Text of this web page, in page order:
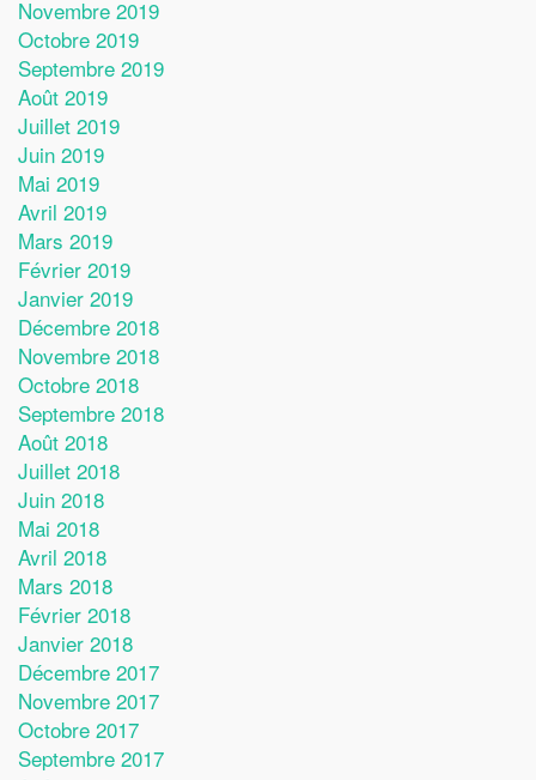
Novembre 2019
Octobre 2019
Septembre 2019
Août 2019
Juillet 2019
Juin 2019
Mai 2019
Avril 2019
Mars 2019
Février 2019
Janvier 2019
Décembre 2018
Novembre 2018
Octobre 2018
Septembre 2018
Août 2018
Juillet 2018
Juin 2018
Mai 2018
Avril 2018
Mars 2018
Février 2018
Janvier 2018
Décembre 2017
Novembre 2017
Octobre 2017
Septembre 2017